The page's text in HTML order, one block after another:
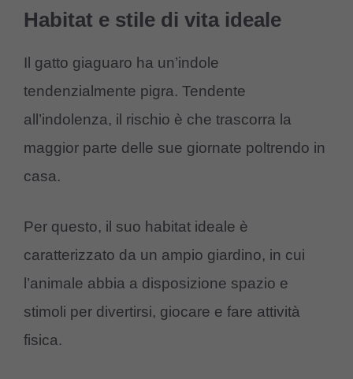
Habitat e stile di vita ideale
Il gatto giaguaro ha un’indole
tendenzialmente pigra. Tendente
all’indolenza, il rischio è che trascorra la
maggior parte delle sue giornate poltrendo in
casa.
Per questo, il suo habitat ideale è
caratterizzato da un ampio giardino, in cui
l’animale abbia a disposizione spazio e
stimoli per divertirsi, giocare e fare attività
fisica.